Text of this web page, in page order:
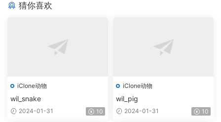
猜你喜欢
iClone动物
wil_snake
2024-01-31 10
iClone动物
wil_pig
2024-01-31 10